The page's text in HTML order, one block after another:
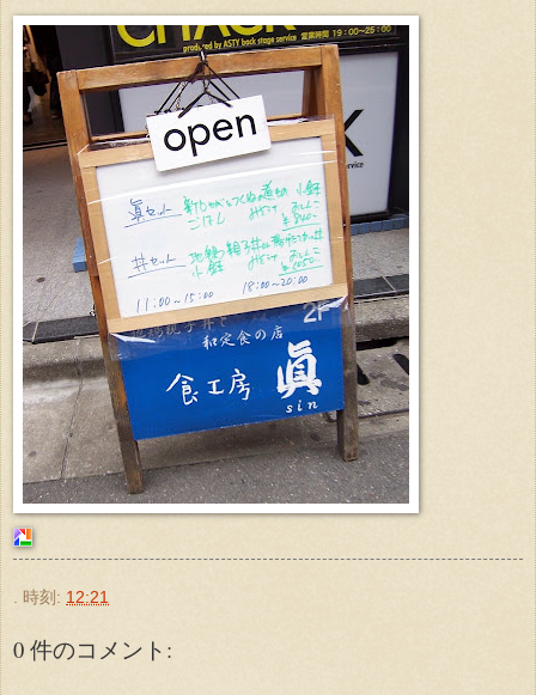
時刻: 12:21
0 件のコメント: